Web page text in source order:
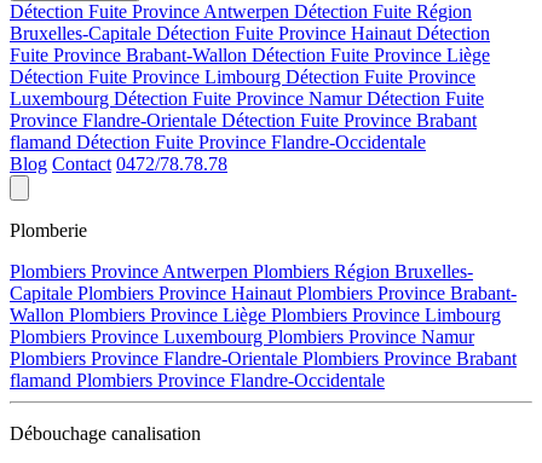
Détection Fuite Province Antwerpen Détection Fuite Région
Bruxelles-Capitale Détection Fuite Province Hainaut Détection
Fuite Province Brabant-Wallon Détection Fuite Province Liège
Détection Fuite Province Limbourg Détection Fuite Province
Luxembourg Détection Fuite Province NamurDétection Fuite
Province Flandre-Orientale Détection Fuite Province Brabant
flamand Détection Fuite Province Flandre-Occidentale
Blog Contact 0472/78.78.78
Plomberie
Plombiers Province Antwerpen Plombiers Région Bruxelles-
Capitale Plombiers Province Hainaut Plombiers Province Brabant-
Wallon Plombiers Province Liège Plombiers Province Limbourg
Plombiers Province Luxembourg Plombiers Province Namur
Plombiers Province Flandre-Orientale Plombiers Province Brabant
flamand Plombiers Province Flandre-Occidentale
Débouchage canalisation